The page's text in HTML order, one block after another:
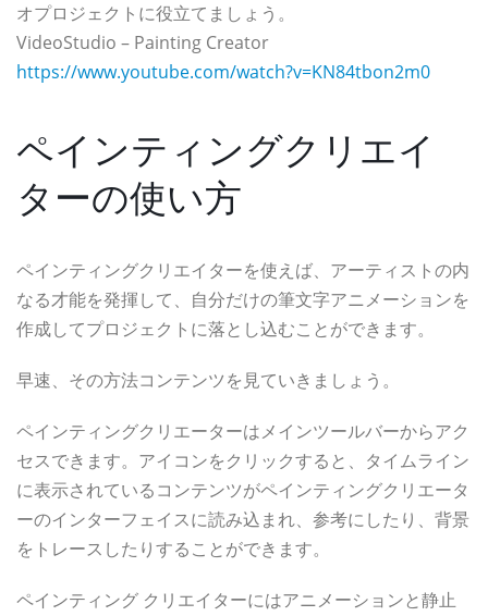
オプロジェクトに役立てましょう。
VideoStudio – Painting Creator
https://www.youtube.com/watch?v=KN84tbon2m0
ペインティングクリエイ
ターの使い方
ペインティングクリエイターを使えば、アーティストの内
なる才能を発揮して、自分だけの筆文字アニメーションを
作成してプロジェクトに落とし込むことができます。
早速、その方法コンテンツを見ていきましょう。
ペインティングクリエーターはメインツールバーからアク
セスできます。アイコンをクリックすると、タイムライン
に表示されているコンテンツがペインティングクリエータ
ーのインターフェイスに読み込まれ、参考にしたり、背景
をトレースしたりすることができます。
ペインティング クリエイターにはアニメーションと静止